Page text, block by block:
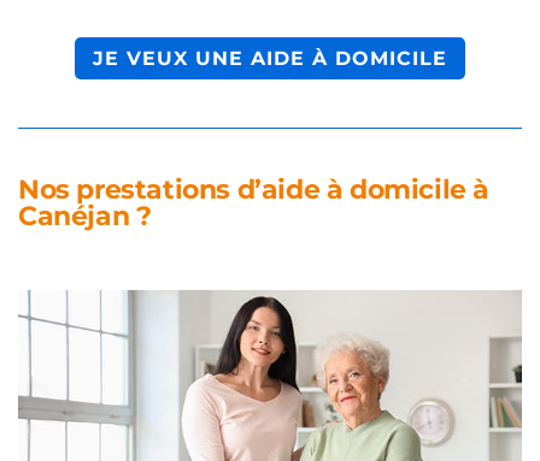
JE VEUX UNE AIDE À DOMICILE
Nos prestations d’aide à domicile à
Canéjan ?